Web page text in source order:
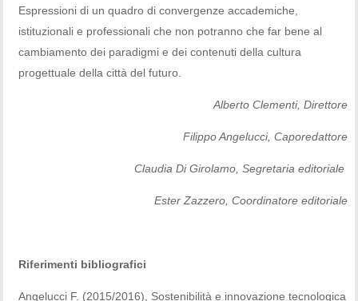
Espressioni di un quadro di convergenze accademiche,
istituzionali e professionali che non potranno che far bene al
cambiamento dei paradigmi e dei contenuti della cultura
progettuale della città del futuro.
Alberto Clementi, Direttore
Filippo Angelucci, Caporedattore
Claudia Di Girolamo, Segretaria editoriale
Ester Zazzero, Coordinatore editoriale
Riferimenti bibliografici
Angelucci F. (2015/2016), Sostenibilità e innovazione tecnologica